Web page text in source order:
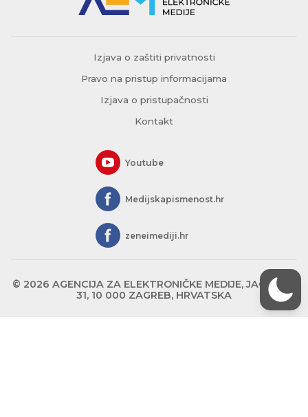
Izjava o zaštiti privatnosti
Pravo na pristup informacijama
Izjava o pristupačnosti
Kontakt
Youtube
Medijskapismenost.hr
zeneimediji.hr
© 2026 AGENCIJA ZA ELEKTRONIČKE MEDIJE, JAGIĆEVA
31, 10 000 ZAGREB, HRVATSKA